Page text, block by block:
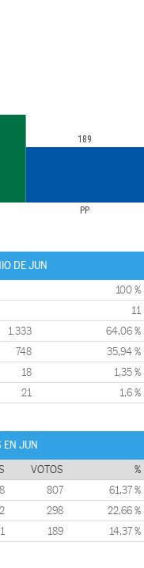
PP
189
DE JUN
100 %
11
1.333 64,06 %
748 35,94 %
18 1,35 %
21 1,6 %
EN JUN
VOTOS %
8 807 61,37 %
2 298 22,66 %
1 189 14,37 %